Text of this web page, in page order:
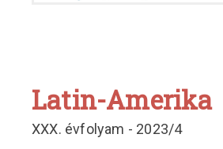
Latin-Amerika
XXX. évfolyam - 2023/4